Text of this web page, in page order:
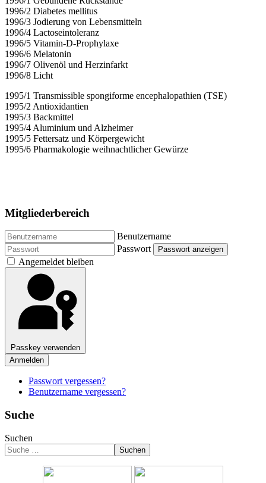
1996/2 Diabetes mellitus
1996/3 Jodierung von Lebensmitteln
1996/4 Lactoseintoleranz
1996/5 Vitamin-D-Prophylaxe
1996/6 Melatonin
1996/7 Olivenöl und Herzinfarkt
1996/8 Licht
1995/1 Transmissible spongiforme encephalopathien (TSE)
1995/2 Antioxidantien
1995/3 Backmittel
1995/4 Aluminium und Alzheimer
1995/5 Fettersatz und Körpergewicht
1995/6 Pharmakologie weihnachtlicher Gewürze
Mitgliederbereich
Benutzername
Passwort
Passwort anzeigen
Angemeldet bleiben
Passkey verwenden
Anmelden
Passwort vergessen?
Benutzername vergessen?
Suche
Suchen
Suchen